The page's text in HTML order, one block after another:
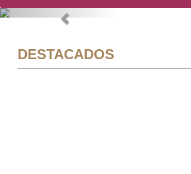
Previous
DESTACADOS